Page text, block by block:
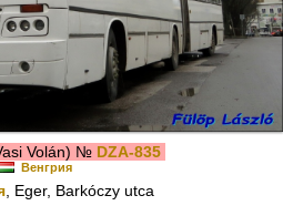
Volán) № DZA-835
Венгрия
, Eger, Barkóczy utca